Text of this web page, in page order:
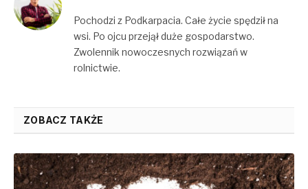
Pochodzi z Podkarpacia. Całe życie spędził na
wsi. Po ojcu przejął duże gospodarstwo.
Zwolennik nowoczesnych rozwiązań w
rolnictwie.
ZOBACZ TAKŻE